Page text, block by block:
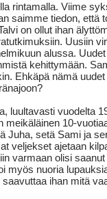
rintamalla. Viime
saimme tiedon, että
on ollut ihan
Uusiin
alussa.
kehittymään.
Ehkäpä nämä uudet
luultavasti vuodelta
meikäläinen 10-
Juha, setä Sami ja
veljekset ajetaan
varmaan olisi
myös nuoria
ihan mitä